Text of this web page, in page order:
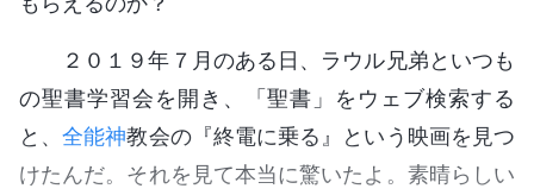
２０１９年７月のある日、ラウル兄弟といつも
の聖書学習会を開き、「聖書」をウェブ検索する
と、全能神教会の『終電に乗る』という映画を見つ
けたんだ。それを見て本当に驚いたよ。素晴らしい